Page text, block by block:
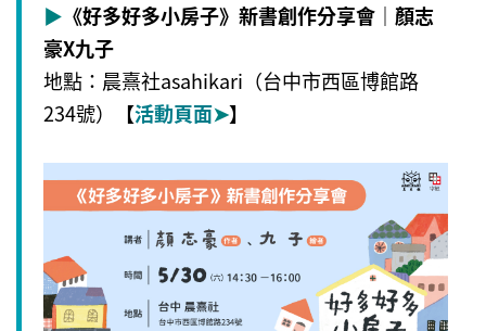
▶ 《好多好多小房子》新書創作分享會｜顏志
豪X九子
地點：晨熹社asahikari（台中市西區博館路
234號）
【活動頁面➤】